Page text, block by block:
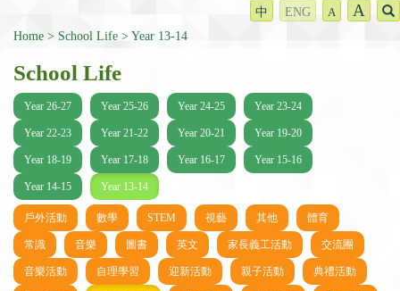
中 ENG A A
Home School Life Year 13-14
School Life
Year 26-27 Year 25-26 Year 24-25 Year 23-24
Year 22-23 Year 21-22 Year 20-21 Year 19-20
Year 18-19 Year 17-18 Year 16-17 Year 15-16
Year 14-15 Year 13-14
戶外活動 數學 STEM 視藝 其他 體育
常識 音樂 圖書 英文 家長義工活動 交流團
音樂活動 自理學習 迎新活動 親子活動 典禮活動